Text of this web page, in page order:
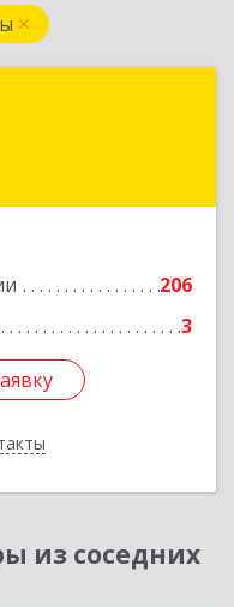
206
3
г, Ленина пр-
из соседних